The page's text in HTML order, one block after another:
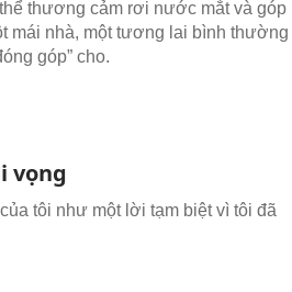
thương cảm rơi nước mắt và góp
mái nhà, một tương lai bình thường
góp” cho.
vọng
tôi như một lời tạm biệt vì tôi đã